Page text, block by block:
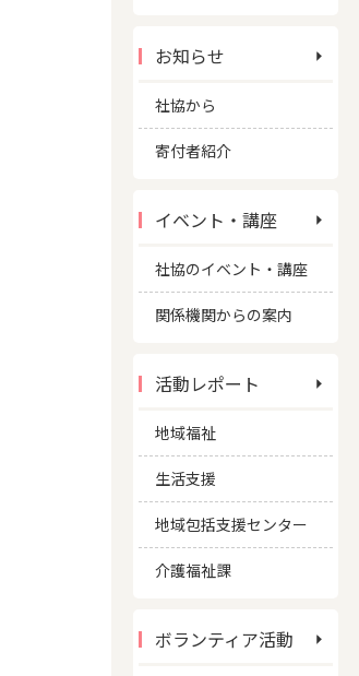
お知らせ
社協から
寄付者紹介
イベント・講座
社協のイベント・講座
関係機関からの案内
活動レポート
地域福祉
生活支援
地域包括支援センター
介護福祉課
ボランティア活動